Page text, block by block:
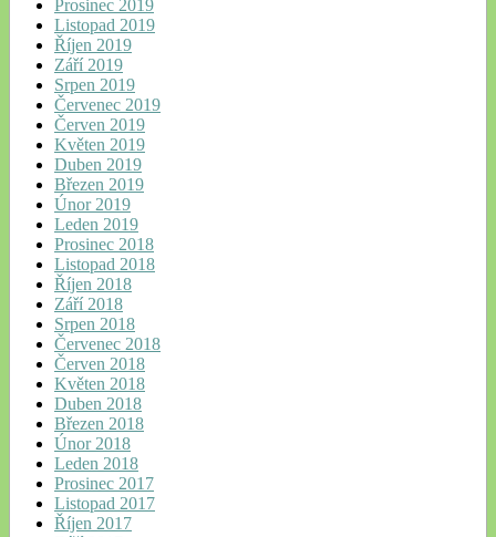
Prosinec 2019
Listopad 2019
Říjen 2019
Září 2019
Srpen 2019
Červenec 2019
Červen 2019
Květen 2019
Duben 2019
Březen 2019
Únor 2019
Leden 2019
Prosinec 2018
Listopad 2018
Říjen 2018
Září 2018
Srpen 2018
Červenec 2018
Červen 2018
Květen 2018
Duben 2018
Březen 2018
Únor 2018
Leden 2018
Prosinec 2017
Listopad 2017
Říjen 2017